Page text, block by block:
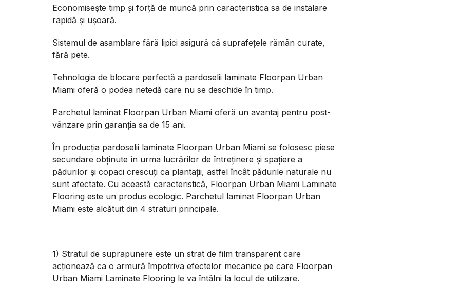
Economisește timp și forță de muncă prin caracteristica sa de instalare
rapidă și ușoară.
Sistemul de asamblare fără lipici asigură că suprafețele rămân curate,
fără pete.
Tehnologia de blocare perfectă a pardoselii laminate Floorpan Urban
Miami oferă o podea netedă care nu se deschide în timp.
Parchetul laminat Floorpan Urban Miami oferă un avantaj pentru post-
vânzare prin garanția sa de 15 ani.
În producția pardoselii laminate Floorpan Urban Miami se folosesc piese
secundare obținute în urma lucrărilor de întreținere și spațiere a
pădurilor și copaci crescuți ca plantații, astfel încât pădurile naturale nu
sunt afectate. Cu această caracteristică, Floorpan Urban Miami Laminate
Flooring este un produs ecologic. Parchetul laminat Floorpan Urban
Miami este alcătuit din 4 straturi principale.
1) Stratul de suprapunere este un strat de film transparent care
acționează ca o armură împotriva efectelor mecanice pe care Floorpan
Urban Miami Laminate Flooring le va întâlni la locul de utilizare.